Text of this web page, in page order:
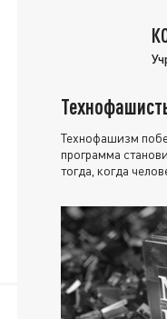
Технофашизм
программа
тогда, когда